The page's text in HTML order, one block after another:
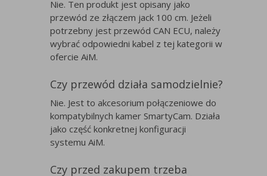
Nie. Ten produkt jest opisany jako
przewód ze złączem jack 100 cm. Jeżeli
potrzebny jest przewód CAN ECU, należy
wybrać odpowiedni kabel z tej kategorii w
ofercie AiM.
Czy przewód działa samodzielnie?
Nie. Jest to akcesorium połączeniowe do
kompatybilnych kamer SmartyCam. Działa
jako część konkretnej konfiguracji
systemu AiM.
Czy przed zakupem trzeba